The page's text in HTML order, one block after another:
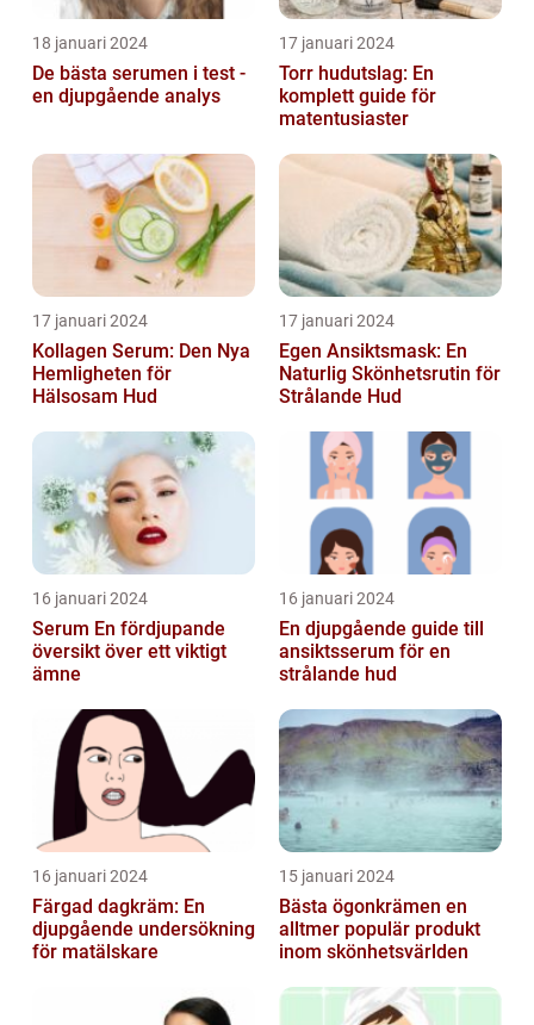
18 januari 2024
De bästa serumen i test -
en djupgående analys
17 januari 2024
Torr hudutslag: En
komplett guide för
matentusiaster
17 januari 2024
Kollagen Serum: Den Nya
Hemligheten för
Hälsosam Hud
17 januari 2024
Egen Ansiktsmask: En
Naturlig Skönhetsrutin för
Strålande Hud
16 januari 2024
Serum En fördjupande
översikt över ett viktigt
ämne
16 januari 2024
En djupgående guide till
ansiktsserum för en
strålande hud
16 januari 2024
Färgad dagkräm: En
djupgående undersökning
för matälskare
15 januari 2024
Bästa ögonkrämen en
alltmer populär produkt
inom skönhetsvärlden